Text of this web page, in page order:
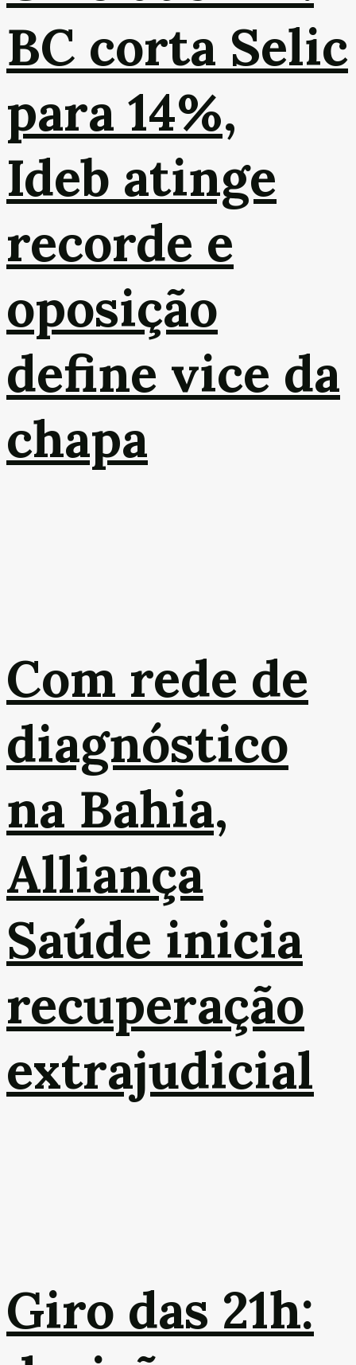
BC corta Selic
para 14%,
Ideb atinge
recorde e
oposição
define vice da
chapa
Com rede de
diagnóstico
na Bahia,
Alliança
Saúde inicia
recuperação
extrajudicial
Giro das 21h: